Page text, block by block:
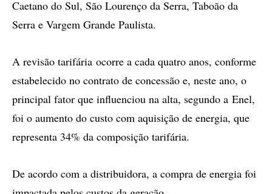
Caetano do Sul, São Lourenço da Serra, Taboão da
Serra e Vargem Grande Paulista.
A revisão tarifária ocorre a cada quatro anos, conforme
estabelecido no contrato de concessão e, neste ano, o
principal fator que influenciou na alta, segundo a Enel,
foi o aumento do custo com aquisição de energia, que
representa 34% da composição tarifária.
De acordo com a distribuidora, a compra de energia foi